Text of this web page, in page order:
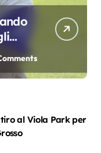
al Viola Park per